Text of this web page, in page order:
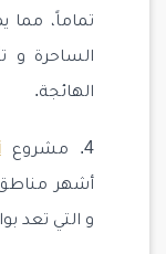
تماماً، مما
الساحرة و
الهائجة.
4. مشروع
أشهر
و التي تعد